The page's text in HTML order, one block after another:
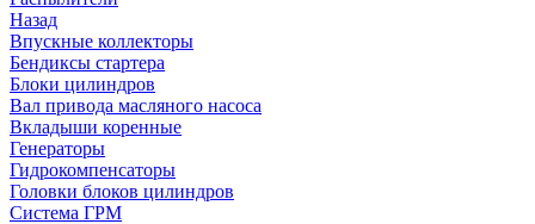
Назад
Впускные коллекторы
Бендиксы стартера
Блоки цилиндров
Вал привода масляного насоса
Вкладыши коренные
Генераторы
Гидрокомпенсаторы
Головки блоков цилиндров
Система ГРМ